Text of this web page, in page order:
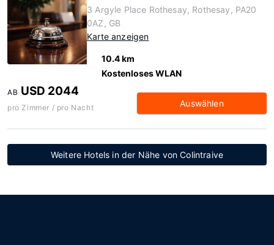
3 Argyle Place Rothesay, Rothesay, PA20
0AZ, GB
Karte anzeigen
10.4 km
Kostenloses WLAN
AB USD 2044
pro Zimmer / pro Nacht Auswählen
Weitere Hotels in der Nähe von Colintraive